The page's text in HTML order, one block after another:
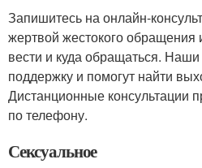
Запишитесь на онлайн-
жертвой жестокого обращения
вести и куда обращаться.
поддержку и помогут найти
Дистанционные консультации
по телефону.
Сексуальное